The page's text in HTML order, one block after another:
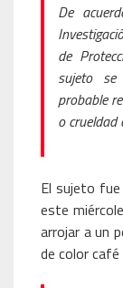
De
de
sujeto se
probable
o crueldad
El sujeto
este
arrojar a un
de color café